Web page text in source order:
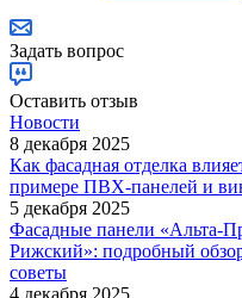
Задать вопрос
Оставить отзыв
Новости
8 декабря 2025
Как фасадная отделка
примере ПВХ-панелей и
5 декабря 2025
Фасадные панели «Альта-
Рижский»: подробный
советы
4 декабря 2025